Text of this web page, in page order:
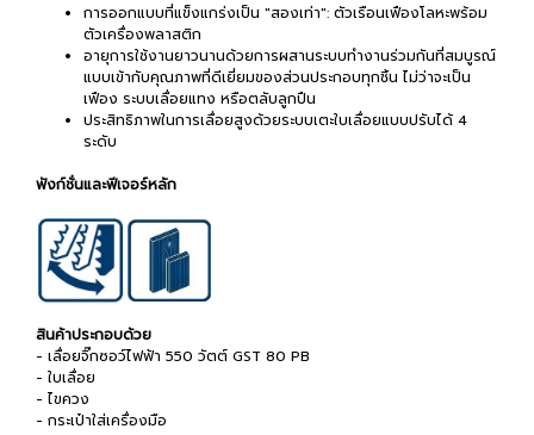
การออกแบบที่แข็งแกร่งเป็น "สองเท่า": ตัวเรือนเฟืองโลหะพร้อม
ตัวเครื่องพลาสติก
อายุการใช้งานยาวนานด้วยการผสานระบบทำงานร่วมกันที่สมบูรณ์
แบบเข้ากับคุณภาพที่ดีเยี่ยมของส่วนประกอบทุกชิ้น ไม่ว่าจะเป็น
เฟือง ระบบเลื่อยแทง หรือตลับลูกปืน
ประสิทธิภาพในการเลื่อยสูงด้วยระบบเตะใบเลื่อยแบบปรับได้ 4
ระดับ
ฟังก์ชั่นและฟีเจอร์หลัก
สินค้าประกอบด้วย
- เลื่อยจิ๊กซอว์ไฟฟ้า 550 วัตต์ GST 80 PB
- ใบเลื่อย
- ไขควง
- กระเป๋าใส่เครื่องมือ